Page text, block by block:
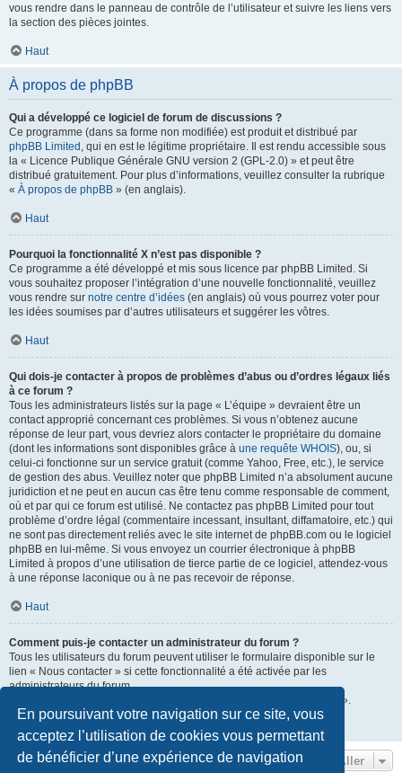
En poursuivant votre navigation sur ce site, vous
acceptez l’utilisation de cookies vous permettant
de bénéficier d’une expérience de navigation
vous rendre dans le panneau de contrôle de l’utilisateur et suivre les liens vers
la section des pièces jointes.
Haut
À propos de phpBB
Qui a développé ce logiciel de forum de discussions ?
Ce programme (dans sa forme non modifiée) est produit et distribué par
phpBB Limited , qui en est le légitime propriétaire. Il est rendu accessible sous
la « Licence Publique Générale GNU version 2 (GPL-2.0) » et peut être
distribué gratuitement. Pour plus d’informations, veuillez consulter la rubrique
« À propos de phpBB » (en anglais).
Haut
Pourquoi la fonctionnalité X n’est pas disponible ?
Ce programme a été développé et mis sous licence par phpBB Limited. Si
vous souhaitez proposer l’intégration d’une nouvelle fonctionnalité, veuillez
vous rendre sur notre centre d’idées (en anglais) où vous pourrez voter pour
les idées soumises par d’autres utilisateurs et suggérer les vôtres.
Haut
Qui dois-je contacter à propos de problèmes d’abus ou d’ordres légaux liés
à ce forum ?
Tous les administrateurs listés sur la page « L’équipe » devraient être un
contact approprié concernant ces problèmes. Si vous n’obtenez aucune
réponse de leur part, vous devriez alors contacter le propriétaire du domaine
(dont les informations sont disponibles grâce à une requête WHOIS), ou, si
celui-ci fonctionne sur un service gratuit (comme Yahoo, Free, etc.), le service
de gestion des abus. Veuillez noter que phpBB Limited n’a absolument aucune
juridiction et ne peut en aucun cas être tenu comme responsable de comment,
où et par qui ce forum est utilisé. Ne contactez pas phpBB Limited pour tout
problème d’ordre légal (commentaire incessant, insultant, diffamatoire, etc.) qui
ne sont pas directement reliés avec le site internet de phpBB.com ou le logiciel
phpBB en lui-même. Si vous envoyez un courrier électronique à phpBB
Limited à propos d’une utilisation de tierce partie de ce logiciel, attendez-vous
à une réponse laconique ou à ne pas recevoir de réponse.
Haut
Comment puis-je contacter un administrateur du forum ?
Tous les utilisateurs du forum peuvent utiliser le formulaire disponible sur le
lien « Nous contacter » si cette fonctionnalité a été activée par les
administrateurs du forum.
Les membres du forum peuvent également utiliser le lien « L’équipe ».
Aller